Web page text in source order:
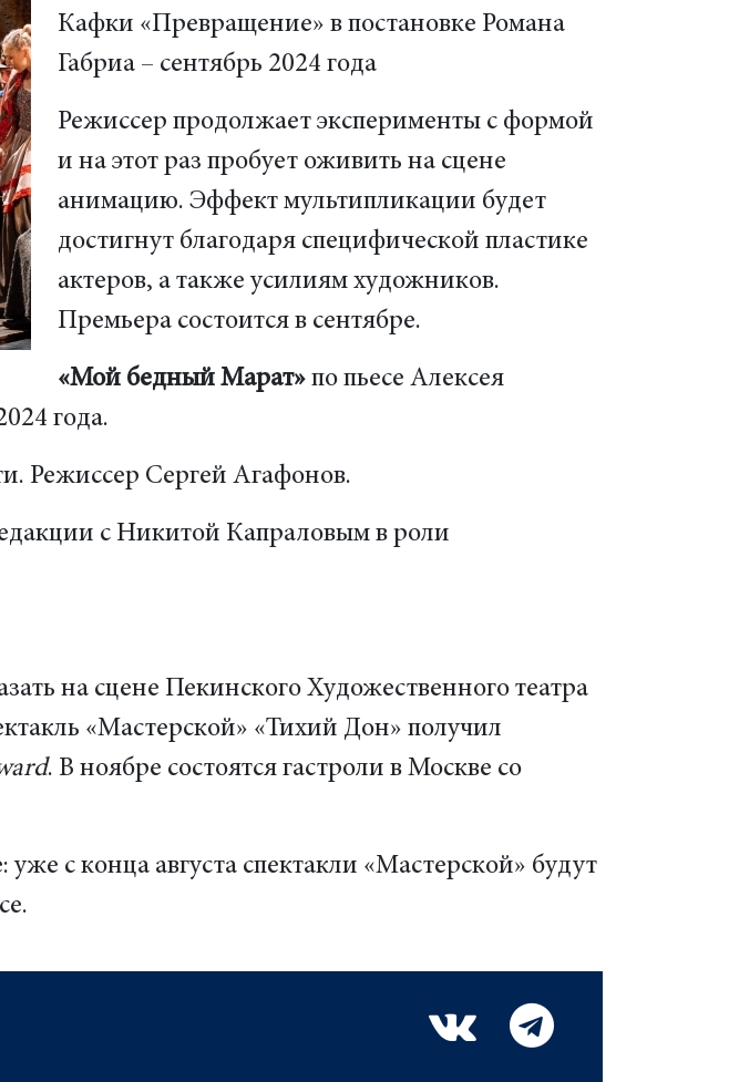
Кафки «Превращение» в постановке Романа
Габриа – сентябрь 2024 года
Режиссер продолжает эксперименты с формой
и на этот раз пробует оживить на сцене
анимацию. Эффект мультипликации будет
достигнут благодаря специфической пластике
актеров, а также усилиям художников.
Премьера состоится в сентябре.
«Мой бедный Марат» по пьесе Алексея
года.
Режиссер Сергей Агафонов.
с Никитой Капраловым в роли
на сцене Пекинского Художественного театра
«Мастерской» «Тихий Дон» получил
. В ноябре состоятся гастроли в Москве со
с конца августа спектакли «Мастерской» будут